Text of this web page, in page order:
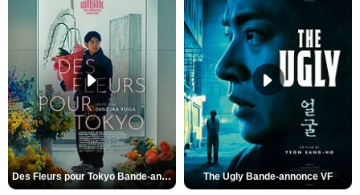
Des Fleurs pour Tokyo Bande-annonce VO STFR The Ugly Bande-annonce VF